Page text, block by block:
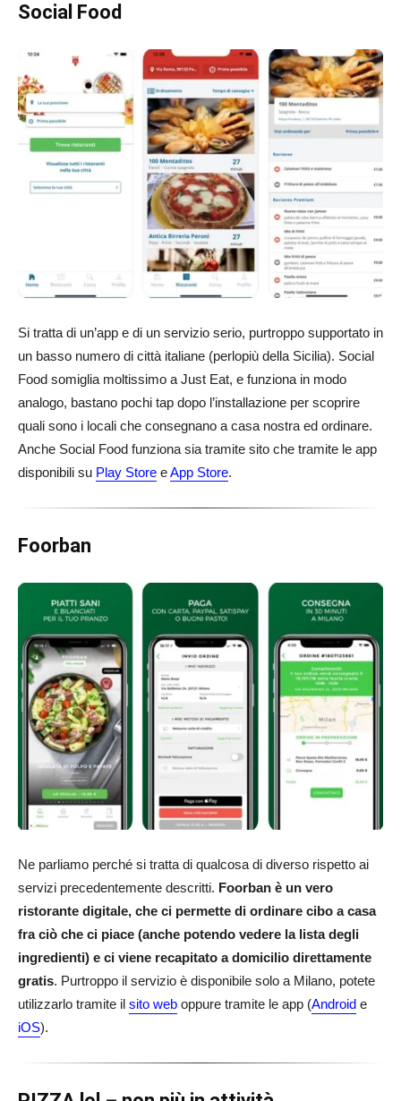
Social Food
Si tratta di un’app e di un servizio serio, purtroppo supportato in
un basso numero di città italiane (perlopiù della Sicilia). Social
Food somiglia moltissimo a Just Eat, e funziona in modo
analogo, bastano pochi tap dopo l’installazione per scoprire
quali sono i locali che consegnano a casa nostra ed ordinare.
Anche Social Food funziona sia tramite sito che tramite le app
disponibili su Play Store eApp Store.
Foorban
Ne parliamo perché si tratta di qualcosa di diverso rispetto ai
servizi precedentemente descritti. Foorban è un vero
ristorante digitale, che ci permette di ordinare cibo a casa
fra ciò che ci piace (anche potendo vedere la lista degli
ingredienti) e ci viene recapitato a domicilio direttamente
gratis. Purtroppo il servizio è disponibile solo a Milano, potete
utilizzarlo tramite il sito web oppure tramite le app (Android e
iOS).